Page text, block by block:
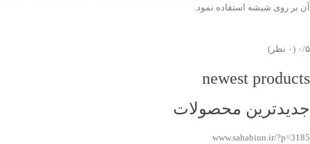
آن بر روی شیشه استفاده نمود.
‫۰/۵ ‫(۰ نظر)
newest products
جدیدترین محصولات
www.sahabiun.ir/?p=3185